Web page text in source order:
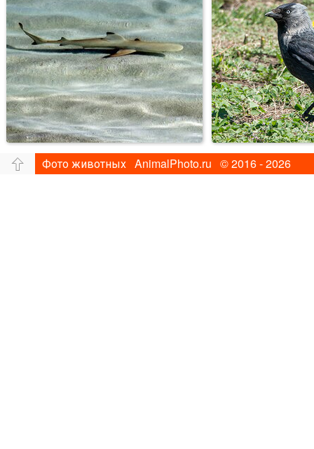
Фото животных AnimalPhoto.ru © 2016 - 2026